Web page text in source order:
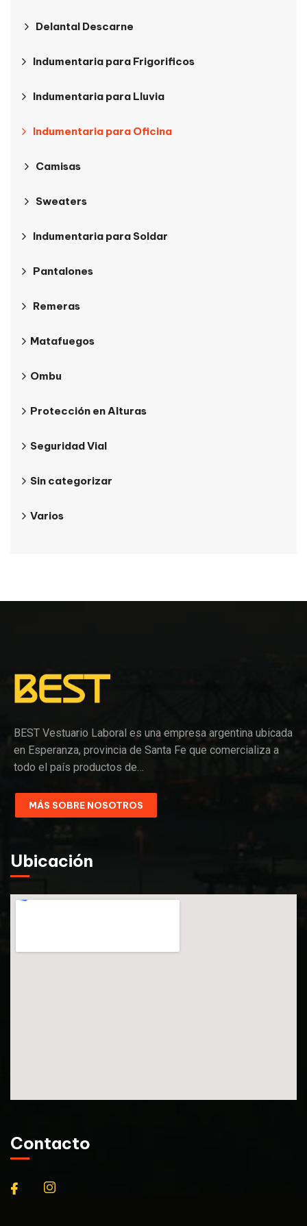
Delantal Descarne
Indumentaria para Frigorificos
Indumentaria para Lluvia
Indumentaria para Oficina
Camisas
Sweaters
Indumentaria para Soldar
Pantalones
Remeras
Matafuegos
Ombu
Protección en Alturas
Seguridad Vial
Sin categorizar
Varios
BEST Vestuario Laboral es una empresa argentina ubicada
en Esperanza, provincia de Santa Fe que comercializa a
todo el país productos de…
MÁS SOBRE NOSOTROS
Ubicación
Contacto